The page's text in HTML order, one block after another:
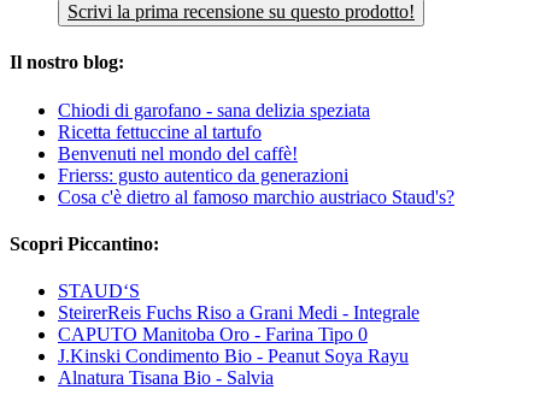
Scrivi la prima recensione su questo prodotto!
Il nostro blog:
Chiodi di garofano - sana delizia speziata
Ricetta fettuccine al tartufo
Benvenuti nel mondo del caffè!
Frierss: gusto autentico da generazioni
Cosa c'è dietro al famoso marchio austriaco Staud's?
Scopri Piccantino:
STAUD‘S
SteirerReis Fuchs Riso a Grani Medi - Integrale
CAPUTO Manitoba Oro - Farina Tipo 0
J.Kinski Condimento Bio - Peanut Soya Rayu
Alnatura Tisana Bio - Salvia